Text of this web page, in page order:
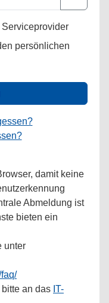
persönlichen
damit keine
Abmeldung ist
bieten ein
unter
an das IT-